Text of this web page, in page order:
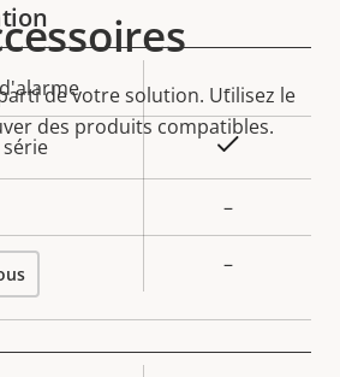
Valeur de
la
propriété
-
–
–
de votre solution. Utilisez le
des produits compatibles.